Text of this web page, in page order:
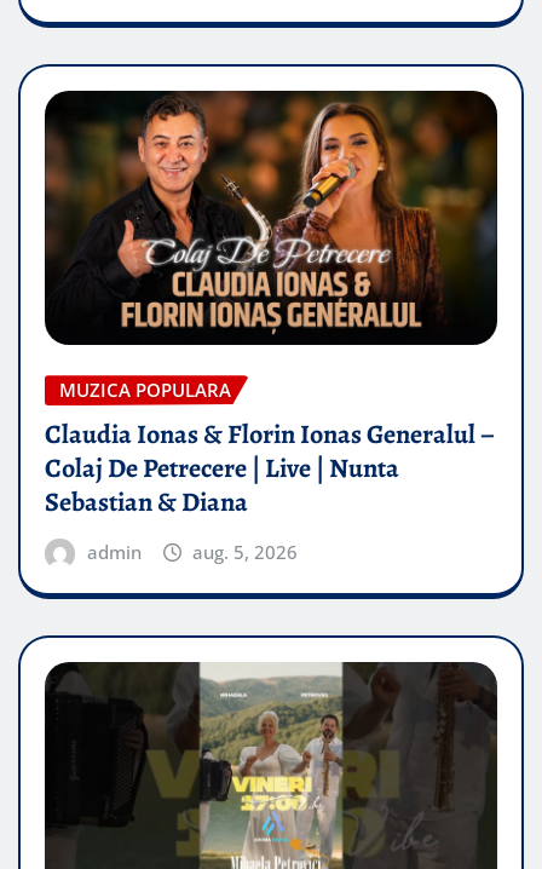
MUZICA POPULARA
Claudia Ionas & Florin Ionas Generalul –
Colaj De Petrecere | Live | Nunta
Sebastian & Diana
admin aug. 5, 2026